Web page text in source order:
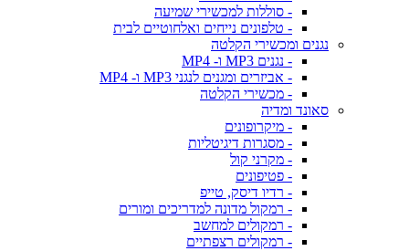
- סוללות למכשירי שמיעה
- טלפונים נייחים ואלחוטיים לבית
נגנים ומכשירי הקלטה
- נגנים MP3 ו- MP4
- אביזרים ומגנים לנגני MP3 ו- MP4
- מכשירי הקלטה
סאונד ומדיה
- מיקרופונים
- מסגרות דיגיטליות
- מקרני קול
- פטיפונים
- רדיו דיסק, טייפ
- רמקול מדונה למדריכים ומורים
- רמקולים למחשב
- רמקולים רצפתיים